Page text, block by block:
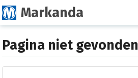
Markanda
Pagina niet gevonden